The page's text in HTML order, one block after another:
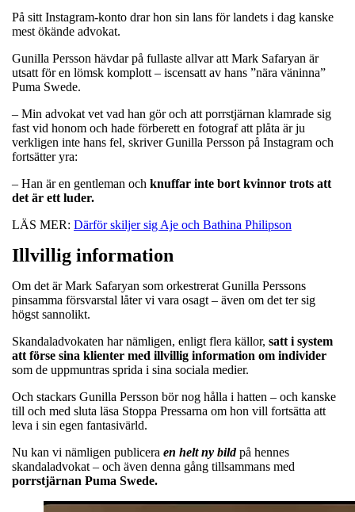
På sitt Instagram-konto drar hon sin lans för landets i dag kanske
mest ökände advokat.
Gunilla Persson hävdar på fullaste allvar att Mark Safaryan är
utsatt för en lömsk komplott – iscensatt av hans ”nära väninna”
Puma Swede.
– Min advokat vet vad han gör och att porrstjärnan klamrade sig
fast vid honom och hade förberett en fotograf att plåta är ju
verkligen inte hans fel, skriver Gunilla Persson på Instagram och
fortsätter yra:
– Han är en gentleman och knuffar inte bort kvinnor trots att
det är ett luder.
LÄS MER: Därför skiljer sig Aje och Bathina Philipson
Illvillig information
Om det är Mark Safaryan som orkestrerat Gunilla Perssons
pinsamma försvarstal låter vi vara osagt – även om det ter sig
högst sannolikt.
Skandaladvokaten har nämligen, enligt flera källor, satt i system
att förse sina klienter med illvillig information om individer
som de uppmuntras sprida i sina sociala medier.
Och stackars Gunilla Persson bör nog hålla i hatten – och kanske
till och med sluta läsa Stoppa Pressarna om hon vill fortsätta att
leva i sin egen fantasivärld.
Nu kan vi nämligen publicera en helt ny bildpå hennes
skandaladvokat – och även denna gång tillsammans med
porrstjärnan Puma Swede.